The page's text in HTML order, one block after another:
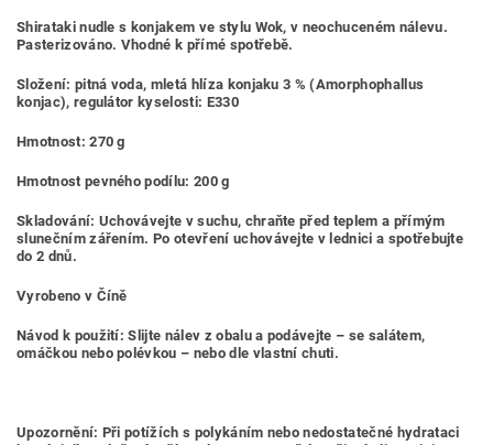
Shirataki nudle s konjakem ve stylu Wok, v neochuceném nálevu.
Pasterizováno. Vhodné k přímé spotřebě.
Složení: pitná voda, mletá hlíza konjaku 3 % (Amorphophallus
konjac), regulátor kyselosti: E330
Hmotnost: 270 g
Hmotnost pevného podílu: 200 g
Skladování: Uchovávejte v suchu, chraňte před teplem a přímým
slunečním zářením. Po otevření uchovávejte v lednici a spotřebujte
do 2 dnů.
Vyrobeno v Číně
Návod k použití: Slijte nálev z obalu a podávejte – se salátem,
omáčkou nebo polévkou – nebo dle vlastní chuti.
Upozornění: Při potížích s polykáním nebo nedostatečné hydrataci